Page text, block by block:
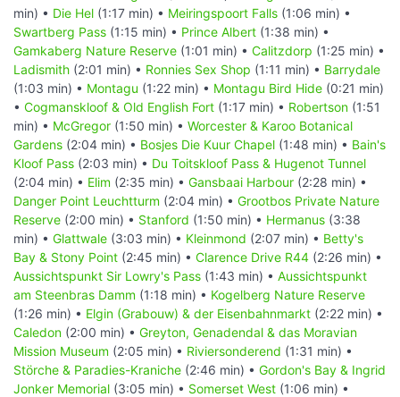
min) • Die Hel (1:17 min) • Meiringspoort Falls (1:06 min) •
Swartberg Pass (1:15 min) • Prince Albert (1:38 min) •
Gamkaberg Nature Reserve (1:01 min) • Calitzdorp (1:25 min) •
Ladismith (2:01 min) • Ronnies Sex Shop (1:11 min) • Barrydale
(1:03 min) • Montagu (1:22 min) • Montagu Bird Hide (0:21 min)
• Cogmanskloof & Old English Fort (1:17 min) • Robertson (1:51
min) • McGregor (1:50 min) • Worcester & Karoo Botanical
Gardens (2:04 min) • Bosjes Die Kuur Chapel (1:48 min) • Bain's
Kloof Pass (2:03 min) • Du Toitskloof Pass & Hugenot Tunnel
(2:04 min) • Elim (2:35 min) • Gansbaai Harbour (2:28 min) •
Danger Point Leuchtturm (2:04 min) • Grootbos Private Nature
Reserve (2:00 min) • Stanford (1:50 min) • Hermanus (3:38
min) • Glattwale (3:03 min) • Kleinmond (2:07 min) • Betty's
Bay & Stony Point (2:45 min) • Clarence Drive R44 (2:26 min) •
Aussichtspunkt Sir Lowry's Pass (1:43 min) • Aussichtspunkt
am Steenbras Damm (1:18 min) • Kogelberg Nature Reserve
(1:26 min) • Elgin (Grabouw) & der Eisenbahnmarkt (2:22 min) •
Caledon (2:00 min) • Greyton, Genadendal & das Moravian
Mission Museum (2:05 min) • Riviersonderend (1:31 min) •
Störche & Paradies-Kraniche (2:46 min) • Gordon's Bay & Ingrid
Jonker Memorial (3:05 min) • Somerset West (1:06 min) •